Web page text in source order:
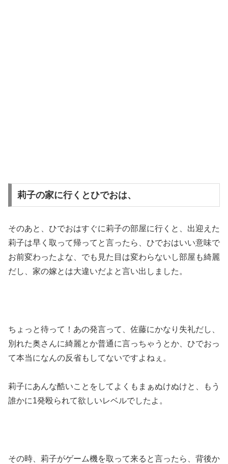
莉子の家に行くとひでおは、
そのあと、ひでおはすぐに莉子の部屋に行くと、出迎えた
莉子は早く取って帰ってと言ったら、ひでおはいい意味で
お前変わったよな、でも見た目は変わらないし部屋も綺麗
だし、家の嫁とは大違いだよと言い出しました。
ちょっと待って！あの発言って、佐藤にかなり失礼だし、
別れた奥さんに綺麗とか普通に言っちゃうとか、ひでおっ
て本当になんの反省もしてないですよねぇ。
莉子にあんな酷いことをしてよくもまぁぬけぬけと、もう
誰かに1発殴られて欲しいレベルでしたよ。
その時、莉子がゲーム機を取って来ると言ったら、背後か